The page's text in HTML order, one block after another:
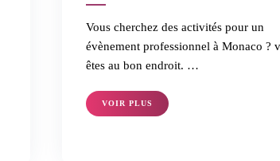
Vous cherchez des activités pour un
évènement professionnel à Monaco ?
êtes au bon endroit. …
VOIR PLUS